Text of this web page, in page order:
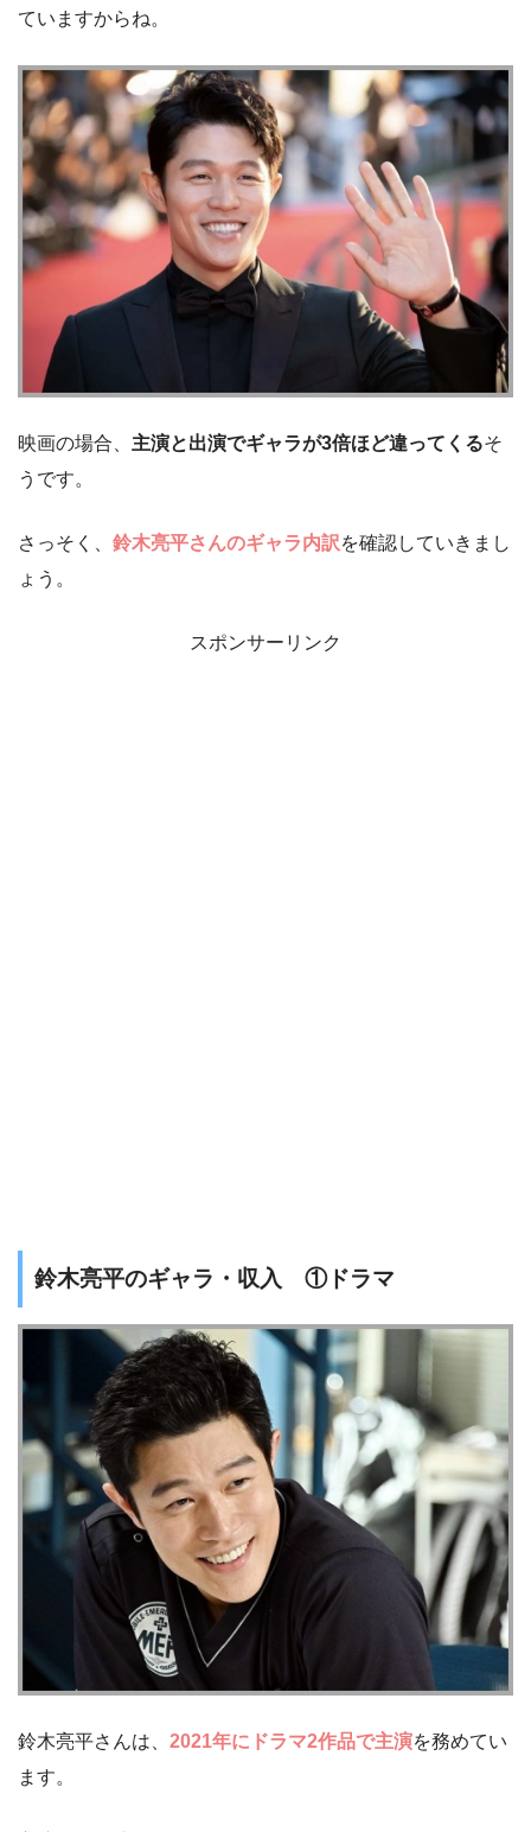
ていますからね。
映画の場合、 主演と出演でギャラが3倍ほど違ってくるそ
うです。
さっそく、 鈴木亮平さんのギャラ内訳を確認していきまし
ょう。
スポンサーリンク
鈴木亮平のギャラ・収入 ①ドラマ
鈴木亮平さんは、 2021年にドラマ2作品で主演を務めてい
ます。